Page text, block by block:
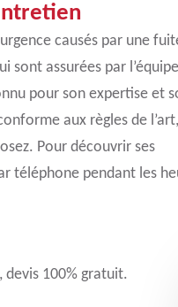
causés par une
sont assurées par
pour son expertise et
aux règles de
Pour découvrir ses
téléphone pendant les
100% gratuit.